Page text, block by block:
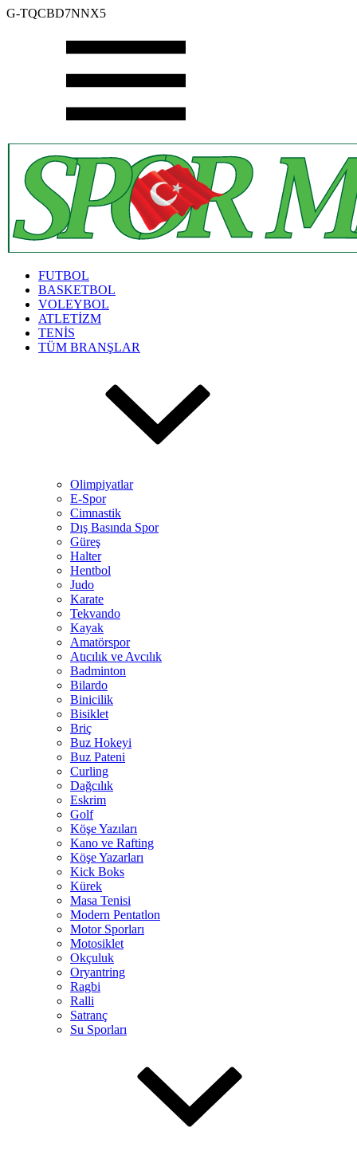
G-TQCBD7NNX5
FUTBOL
BASKETBOL
VOLEYBOL
ATLETİZM
TENİS
TÜM BRANŞLAR
Olimpiyatlar
E-Spor
Cimnastik
Dış Basında Spor
Güreş
Halter
Hentbol
Judo
Karate
Tekvando
Kayak
Amatörspor
Atıcılık ve Avcılık
Badminton
Bilardo
Binicilik
Bisiklet
Briç
Buz Hokeyi
Buz Pateni
Curling
Dağcılık
Eskrim
Golf
Köşe Yazıları
Kano ve Rafting
Köşe Yazarları
Kick Boks
Kürek
Masa Tenisi
Modern Pentatlon
Motor Sporları
Motosiklet
Okçuluk
Oryantring
Ragbi
Ralli
Satranç
Su Sporları